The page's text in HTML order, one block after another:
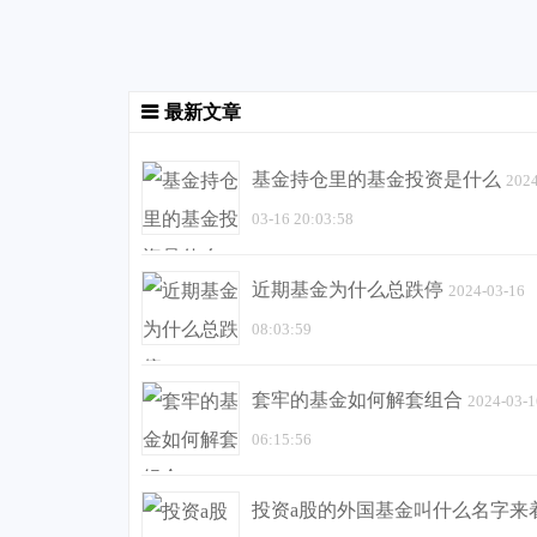
最新文章
基金持仓里的基金投资是什么
03-16 20:03:58
近期基金为什么总跌停 2024-03-16
08:03:59
套牢的基金如何解套组合 2024-03-
06:15:56
投资a股的外国基金叫什么名字来